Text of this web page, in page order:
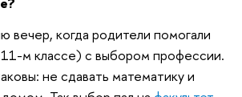
вечер, когда родители помогали
11-м классе) с выбором профессии.
не сдавать математику и